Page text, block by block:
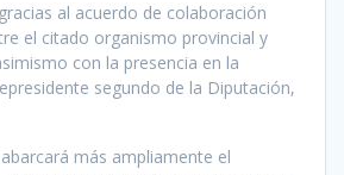
al acuerdo de colaboración
el citado organismo provincial y
con la presencia en la
segundo de la Diputación,
más ampliamente el